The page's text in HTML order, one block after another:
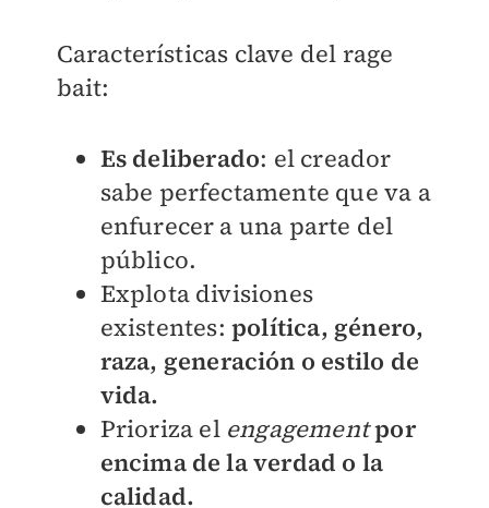
Características clave del rage
bait:
Es deliberado: el creador
sabe perfectamente que va a
enfurecer a una parte del
público.
Explota divisiones
existentes: política, género,
raza, generación o estilo de
vida.
Prioriza el engagementpor
encima de la verdad o la
calidad.